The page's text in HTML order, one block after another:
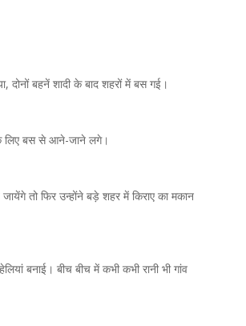
बहनें शादी के बाद शहरों में बस गई।
के लिए बस से आने-जाने लगे।
तो फिर उन्होंने बड़े शहर में किराए का मकान
बनाई। बीच बीच में कभी कभी रानी भी गांव